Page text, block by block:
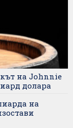
на Johnnie
долара
на